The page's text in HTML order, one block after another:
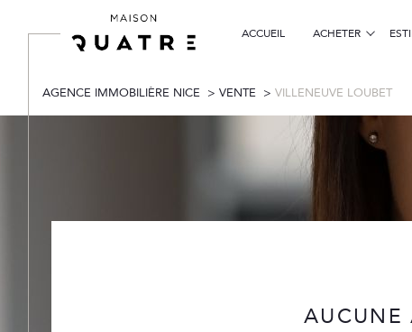
ACCUEIL ACHETER
de l'ancien
de l'immo pro
à
TYPE DE BIEN
06270 - Villeneuve-Loubet
AGENCE IMMOBILIÈRE NICE VENTE VILLENEUVE LOUBET
AUCUNE